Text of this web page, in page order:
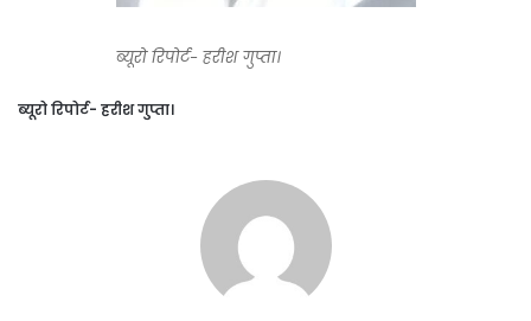
ब्यूरो रिपोर्ट- हरीश गुप्ता।
ब्यूरो रिपोर्ट- हरीश गुप्ता।